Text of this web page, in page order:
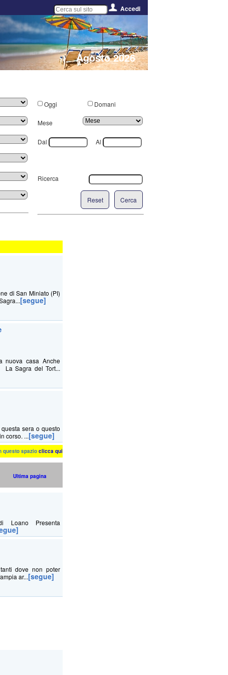
Accedi
Agosto 2026
Oggi Domani
Mese
Dal Al
Ricerca
Cerca
Reset
di San Miniato (PI)
[segue]
nuova casa Anche
La Sagra del Tort...
sera o questo
corso. ...[segue]
questo spazio clicca qui
Ultima pagina
Loano Presenta
dove non poter
ar...[segue]